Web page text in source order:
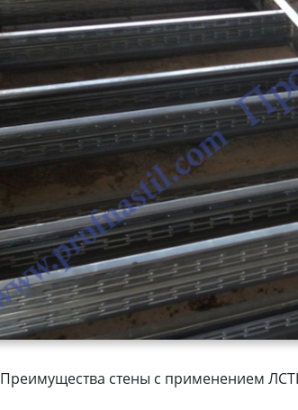
Преимущества стены с применением